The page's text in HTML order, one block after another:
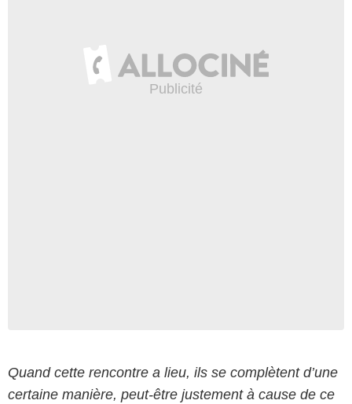
Quand cette rencontre a lieu, ils se complètent d’une
certaine manière, peut-être justement à cause de ce